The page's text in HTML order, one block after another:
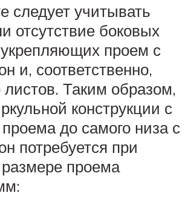
следует учитывать
отсутствие боковых
проем с
и, соответственно,
листов. Таким образом,
конструкции с
до самого низа с
потребуется при
проема